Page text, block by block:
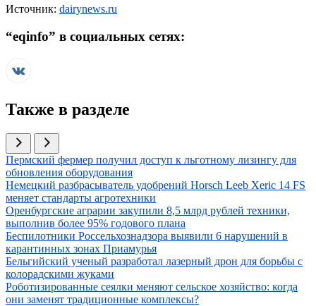
Источник: dairynews.ru
“eqinfo” в социальных сетях:
Также в разделе
Иллюстрация новости
Пермский фермер получил доступ к льготному лизингу для
обновления оборудования
Иллюстрация новости
Немецкий разбрасыватель удобрений Horsch Leeb Xeric 14 FS
меняет стандарты агротехники
Иллюстрация новости
Оренбургские аграрии закупили 8,5 млрд рублей техники,
выполнив более 95% годового плана
Иллюстрация новости
Беспилотники Россельхознадзора выявили 6 нарушений в
карантинных зонах Приамурья
Иллюстрация новости
Бельгийский ученый разработал лазерный дрон для борьбы с
колорадскими жуками
Иллюстрация новости
Роботизированные сеялки меняют сельское хозяйство: когда
они заменят традиционные комплексы?